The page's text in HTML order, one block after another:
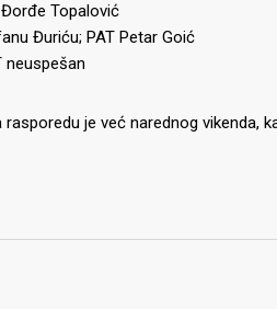
Topalović
Đuriću; PAT Petar Goić
neuspešan
je već narednog vikenda,